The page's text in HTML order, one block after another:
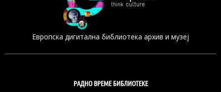
Европска дигитална библиотека архив и музеј
РАДНО ВРЕМЕ БИБЛИОТЕКЕ